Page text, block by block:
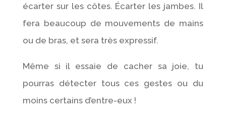
écarter sur les côtes. Écarter les jambes. Il
fera beaucoup de mouvements de mains
ou de bras, et sera très expressif.
Même si il essaie de cacher sa joie, tu
pourras détecter tous ces gestes ou du
moins certains d’entre-eux !